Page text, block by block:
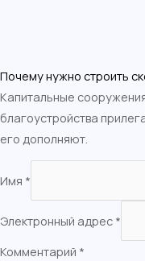
Почему нужно строить
Капитальные
благоустройства
его дополняют.
Имя *
Электронный адрес *
Комментарий *